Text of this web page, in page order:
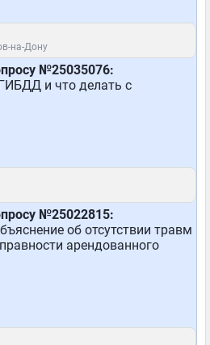
на-Дону
№25035076:
и что делать с
№25022815:
об отсутствии травм
арендованного